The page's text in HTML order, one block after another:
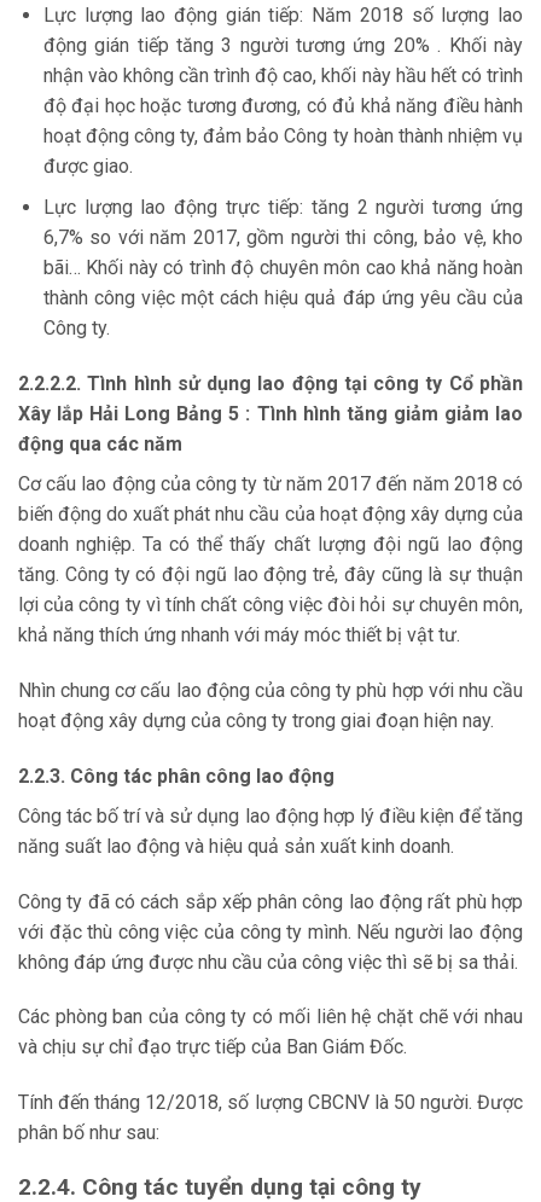
Lực lượng lao động gián tiếp: Năm 2018 số lượng lao
động gián tiếp tăng 3 người tương ứng 20% . Khối này
nhận vào không cần trình độ cao, khối này hầu hết có trình
độ đại học hoặc tương đương, có đủ khả năng điều hành
hoạt động công ty, đảm bảo Công ty hoàn thành nhiệm vụ
được giao.
Lực lượng lao động trực tiếp: tăng 2 người tương ứng
6,7% so với năm 2017, gồm người thi công, bảo vệ, kho
bãi… Khối này có trình độ chuyên môn cao khả năng hoàn
thành công việc một cách hiệu quả đáp ứng yêu cầu của
Công ty.
2.2.2.2. Tình hình sử dụng lao động tại công ty Cổ phần
Xây lắp Hải Long Bảng 5 : Tình hình tăng giảm giảm lao
động qua các năm
Cơ cấu lao động của công ty từ năm 2017 đến năm 2018 có
biến động do xuất phát nhu cầu của hoạt động xây dựng của
doanh nghiệp. Ta có thể thấy chất lượng đội ngũ lao động
tăng. Công ty có đội ngũ lao động trẻ, đây cũng là sự thuận
lợi của công ty vì tính chất công việc đòi hỏi sự chuyên môn,
khả năng thích ứng nhanh với máy móc thiết bị vật tư.
Nhìn chung cơ cấu lao động của công ty phù hợp với nhu cầu
hoạt động xây dựng của công ty trong giai đoạn hiện nay.
2.2.3. Công tác phân công lao động
Công tác bố trí và sử dụng lao động hợp lý điều kiện để tăng
năng suất lao động và hiệu quả sản xuất kinh doanh.
Công ty đã có cách sắp xếp phân công lao động rất phù hợp
với đặc thù công việc của công ty mình. Nếu người lao động
không đáp ứng được nhu cầu của công việc thì sẽ bị sa thải.
Các phòng ban của công ty có mối liên hệ chặt chẽ với nhau
và chịu sự chỉ đạo trực tiếp của Ban Giám Đốc.
Tính đến tháng 12/2018, số lượng CBCNV là 50 người. Được
phân bố như sau:
2.2.4. Công tác tuyển dụng tại công ty